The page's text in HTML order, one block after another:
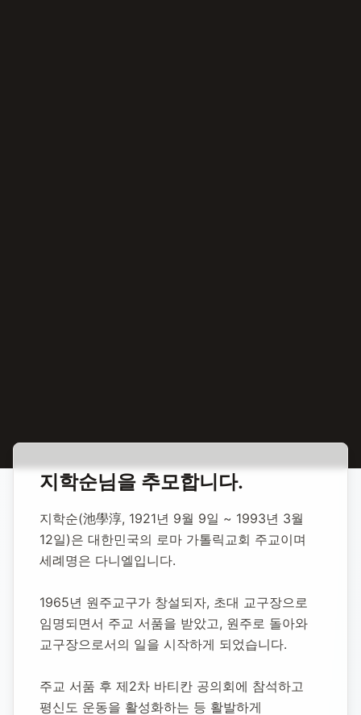
합동 추모 지학순 성직자
지학순 성직자
1921년 9월 9일-1993년 3월 12일
9,393
지학순님을 추모합니다.
지학순(池學淳, 1921년 9월 9일 ~ 1993년 3월
12일)은 대한민국의 로마 가톨릭교회 주교이며
세례명은 다니엘입니다.
1965년 원주교구가 창설되자, 초대 교구장으로
임명되면서 주교 서품을 받았고, 원주로 돌아와
교구장으로서의 일을 시작하게 되었습니다.
주교 서품 후 제2차 바티칸 공의회에 참석하고
평신도 운동을 활성화하는 등 활발하게